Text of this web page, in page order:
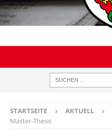
STARTSEITE AKTUELL
Master-Thesis